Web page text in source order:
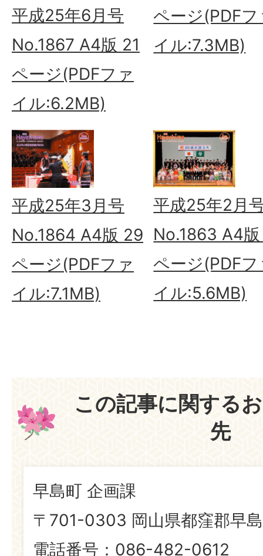
平成25年6月号
No.1867 A4版 21
ページ(PDFファ
イル:6.2MB)
ページ(PDFフ
イル:7.3MB)
平成25年3月号
No.1864 A4版 29
ページ(PDFファ
イル:7.1MB)
平成25年2月
No.1863 A4
ページ(PDFフ
イル:5.6MB)
この記事に関する
先
早島町 企画課
〒701-0303 岡山県都窪郡早
電話番号：086-482-0612